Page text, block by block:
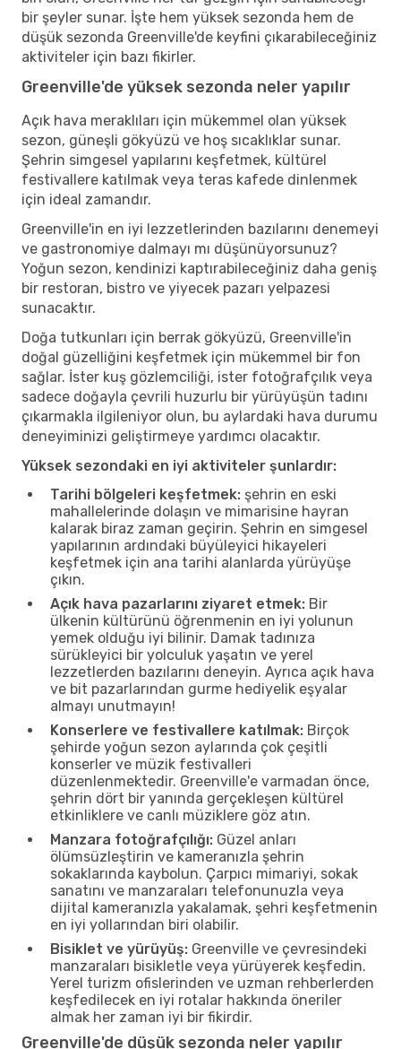
bir şeyler sunar. İşte hem yüksek sezonda hem de
düşük sezonda Greenville'de keyfini çıkarabileceğiniz
aktiviteler için bazı fikirler.
Greenville'de yüksek sezonda neler yapılır
Açık hava meraklıları için mükemmel olan yüksek
sezon, güneşli gökyüzü ve hoş sıcaklıklar sunar.
Şehrin simgesel yapılarını keşfetmek, kültürel
festivallere katılmak veya teras kafede dinlenmek
için ideal zamandır.
Greenville'in en iyi lezzetlerinden bazılarını denemeyi
ve gastronomiye dalmayı mı düşünüyorsunuz?
Yoğun sezon, kendinizi kaptırabileceğiniz daha geniş
bir restoran, bistro ve yiyecek pazarı yelpazesi
sunacaktır.
Doğa tutkunları için berrak gökyüzü, Greenville'in
doğal güzelliğini keşfetmek için mükemmel bir fon
sağlar. İster kuş gözlemciliği, ister fotoğrafçılık veya
sadece doğayla çevrili huzurlu bir yürüyüşün tadını
çıkarmakla ilgileniyor olun, bu aylardaki hava durumu
deneyiminizi geliştirmeye yardımcı olacaktır.
Yüksek sezondaki en iyi aktiviteler şunlardır:
Tarihi bölgeleri keşfetmek: şehrin en eski
mahallelerinde dolaşın ve mimarisine hayran
kalarak biraz zaman geçirin. Şehrin en simgesel
yapılarının ardındaki büyüleyici hikayeleri
keşfetmek için ana tarihi alanlarda yürüyüşe
çıkın.
Açık hava pazarlarını ziyaret etmek: Bir
ülkenin kültürünü öğrenmenin en iyi yolunun
yemek olduğu iyi bilinir. Damak tadınıza
sürükleyici bir yolculuk yaşatın ve yerel
lezzetlerden bazılarını deneyin. Ayrıca açık hava
ve bit pazarlarından gurme hediyelik eşyalar
almayı unutmayın!
Konserlere ve festivallere katılmak: Birçok
şehirde yoğun sezon aylarında çok çeşitli
konserler ve müzik festivalleri
düzenlenmektedir. Greenville'e varmadan önce,
şehrin dört bir yanında gerçekleşen kültürel
etkinliklere ve canlı müziklere göz atın.
Manzara fotoğrafçılığı: Güzel anları
ölümsüzleştirin ve kameranızla şehrin
sokaklarında kaybolun. Çarpıcı mimariyi, sokak
sanatını ve manzaraları telefonunuzla veya
dijital kameranızla yakalamak, şehri keşfetmenin
en iyi yollarından biri olabilir.
Bisiklet ve yürüyüş: Greenville ve çevresindeki
manzaraları bisikletle veya yürüyerek keşfedin.
Yerel turizm ofislerinden ve uzman rehberlerden
keşfedilecek en iyi rotalar hakkında öneriler
almak her zaman iyi bir fikirdir.
Greenville'de düşük sezonda neler yapılır